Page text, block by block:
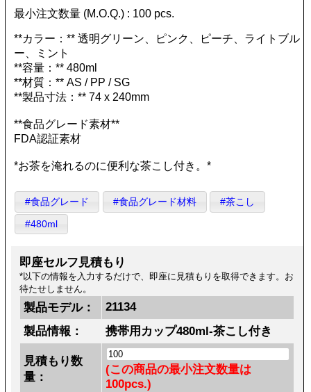
最小注文数量 (M.O.Q.) : 100 pcs.
**カラー：** 透明グリーン、ピンク、ピーチ、ライトブル
ー、ミント
**容量：** 480ml
**材質：** AS / PP / SG
**製品寸法：** 74 x 240mm
**食品グレード素材**
FDA認証素材
*お茶を淹れるのに便利な茶こし付き。*
#食品グレード #食品グレード材料 #茶こし
#480ml
即座セルフ見積もり
*以下の情報を入力するだけで、即座に見積もりを取得できます。お
待たせしません。
製品モデル：
21134
製品情報：
携帯用カップ480ml-茶こし付き
見積もり数
量：
(この商品の最小注文数量は
100pcs.)